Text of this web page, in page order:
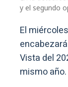
y el segundo
El
Vista del
mismo año.